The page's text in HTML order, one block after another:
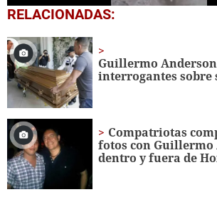
0
of
minute,
4
seconds
RELACIONADAS:
Guillermo
interrogantes sobre
Compatriotas
fotos con Guillermo
dentro y fuera de